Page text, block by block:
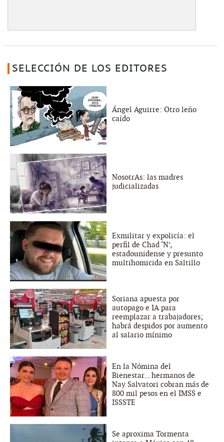
SELECCIÓN DE LOS EDITORES
Ángel Aguirre: Otro leño
caído
NosotrAs: las madres
judicializadas
Exmilitar y expolicía: el
perfil de Chad ‘N’,
estadounidense y presunto
multihomicida en Saltillo
Soriana apuesta por
autopago e IA para
reemplazar a trabajadores;
habrá despidos por aumento
al salario mínimo
En la Nómina del
Bienestar... hermanos de
Nay Salvatori cobran más de
800 mil pesos en el IMSS e
ISSSTE
Se aproxima Tormenta